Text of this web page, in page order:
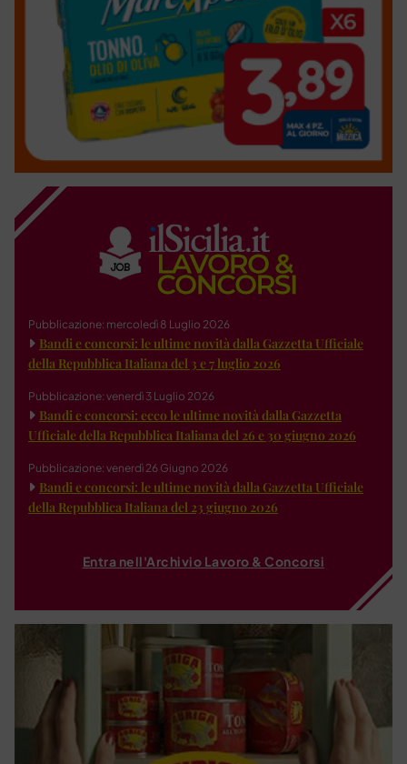
Pubblicazione: mercoledì 8 Luglio 2026
Bandi e concorsi: le ultime novità dalla Gazzetta Ufficiale
della Repubblica Italiana del 3 e 7 luglio 2026
Pubblicazione: venerdì 3 Luglio 2026
Bandi e concorsi: ecco le ultime novità dalla Gazzetta
Ufficiale della Repubblica Italiana del 26 e 30 giugno 2026
Pubblicazione: venerdì 26 Giugno 2026
Bandi e concorsi: le ultime novità dalla Gazzetta Ufficiale
della Repubblica Italiana del 23 giugno 2026
Entra nell'Archivio Lavoro & Concorsi